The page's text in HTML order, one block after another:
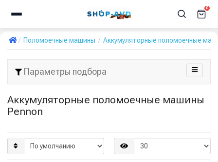
0
Поломоечные машины Аккумуляторные поломоечные
Параметры подбора
Аккумуляторные поломоечные машины
Pennon